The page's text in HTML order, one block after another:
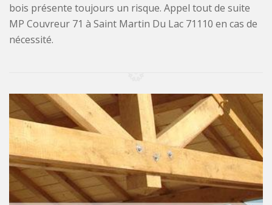
bois présente toujours un risque. Appel tout de suite
MP Couvreur 71 à Saint Martin Du Lac 71110 en cas de
nécessité.